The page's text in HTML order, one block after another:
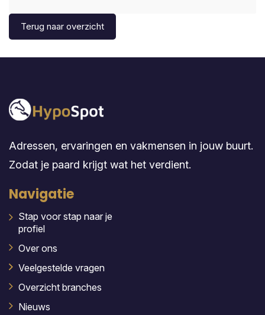
Terug naar overzicht
Adressen, ervaringen en vakmensen in jouw buurt.
Zodat je paard krijgt wat het verdient.
Navigatie
Stap voor stap naar je
profiel
Over ons
Veelgestelde vragen
Overzicht branches
Nieuws